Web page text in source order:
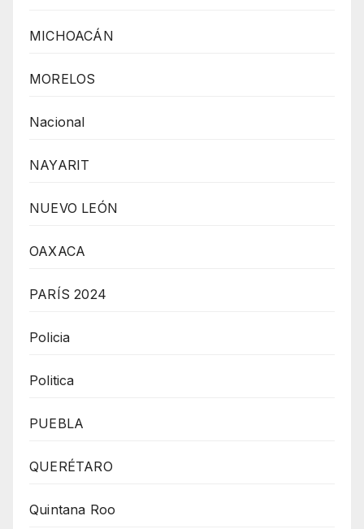
MICHOACÁN
MORELOS
Nacional
NAYARIT
NUEVO LEÓN
OAXACA
PARÍS 2024
Policia
Politica
PUEBLA
QUERÉTARO
Quintana Roo